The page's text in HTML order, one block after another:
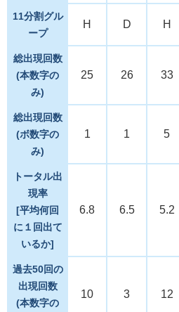
11分割グル
ープ
H D H
総出現回数
(本数字の
み)
25 26 33
総出現回数
(ボ数字の
み)
1 1 5
トータル出
現率
[平均何回
に１回出て
いるか]
6.8 6.5 5.2
過去50回の
出現回数
(本数字の
10 3 12